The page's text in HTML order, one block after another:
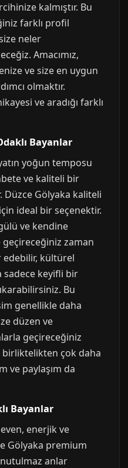
kalmıştır. Bu
farklı profil
neler
Amacımız,
ve size en uygun
olmaktır.
ve aradığı farklı
Bayanlar
yoğun temposu
ve kaliteli bir
Düzce Gölyaka kaliteli
ideal bir seçenektir.
ve kendine
zaman
kültürel
sadece keyifli bir
Bu
genellikle daha
düzen ve
geçireceğiniz
birliktelikten çok daha
ve paylaşım da
Bayanlar
enerjik ve
Gölyaka premium
anlar